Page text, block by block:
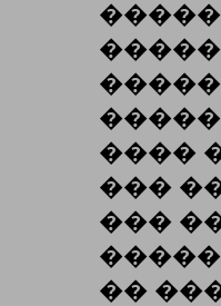
����
���
���
��